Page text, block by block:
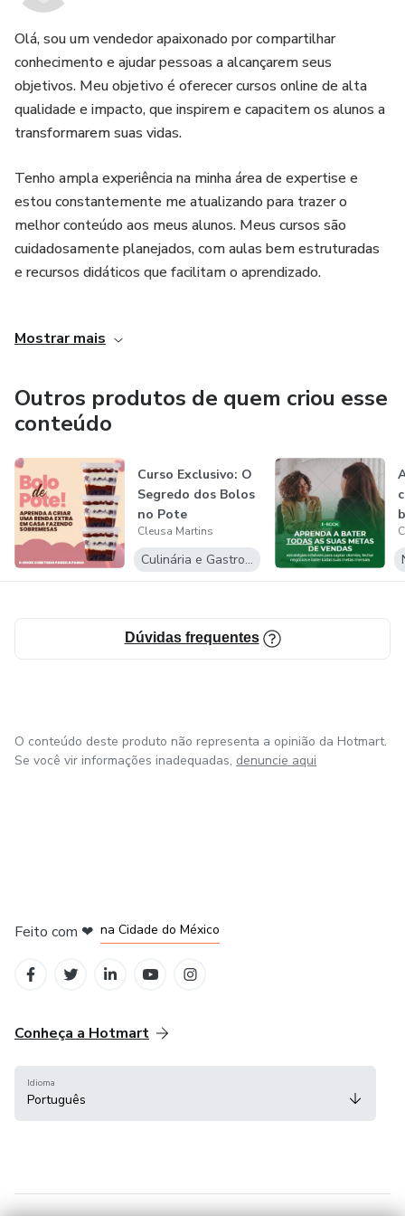
Olá, sou um vendedor apaixonado por compartilhar
conhecimento e ajudar pessoas a alcançarem seus
objetivos. Meu objetivo é oferecer cursos online de alta
qualidade e impacto, que inspirem e capacitem os alunos a
transformarem suas vidas.
Tenho ampla experiência na minha área de expertise e
estou constantemente me atualizando para trazer o
melhor conteúdo aos meus alunos. Meus cursos são
cuidadosamente planejados, com aulas bem estruturadas
e recursos didáticos que facilitam o aprendizado.
aplicável, por isso, busco sempre trazer exemplos reais,
Quero que meus alunos possam aplicar imediatamente o
que aprendem e ver resultados tangíveis em suas vidas.
Se você está pronto para investir em si mesmo, adquirir
conhecimento valioso e dar o próximo passo em sua
jornada, estou aqui para guiá-lo. Junte-se a mim e vamos
trilhar juntos o caminho do sucesso.
Mostrar mais
Outros produtos de quem criou esse
conteúdo
Curso Exclusivo: O
Segredo dos Bolos
no Pote
Cleusa Martins
Culinária e Gastronomia
Dúvidas frequentes
O conteúdo deste produto não representa a opinião da Hotmart.
Se você vir informações inadequadas, denuncie aqui
Feito com ❤ na Cidade do México
Conheça a Hotmart
Idioma
Português